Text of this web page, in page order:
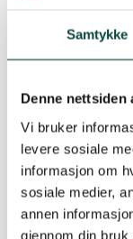
Samtykke
Denne nettsiden
Vi bruker
levere sosiale
informasjon om
sosiale medier,
annen
gjennom din
9 – Føre-
10 –
belastning
12 –